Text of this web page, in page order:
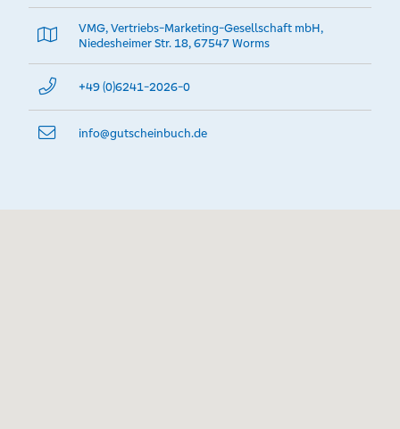
VMG, Vertriebs-Marketing-Gesellschaft mbH,
Niedesheimer Str. 18, 67547 Worms
+49 (0)6241-2026-0
info@­gutscheinbuch.de